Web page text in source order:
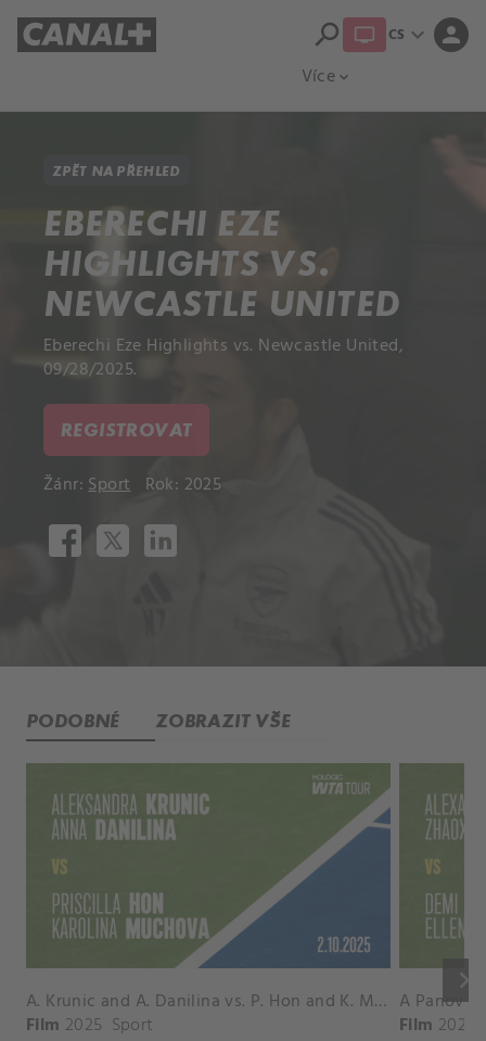
Více expand_more
search CS expand_more person
ZPĚT NA PŘEHLED
EBERECHI EZE
HIGHLIGHTS VS.
NEWCASTLE UNITED
Eberechi Eze Highlights vs. Newcastle United,
09/28/2025.
REGISTROVAT
Žánr:Sport Rok: 2025
PODOBNÉ ZOBRAZIT VŠE
keyboard_arrow_right
A. Krunic and A. Danilina vs. P. Hon and K. Muchova Match Highlights - BEIJING_Capital Group Diamond ( October 02, 2025)
Film 2025 Sport Film 2026